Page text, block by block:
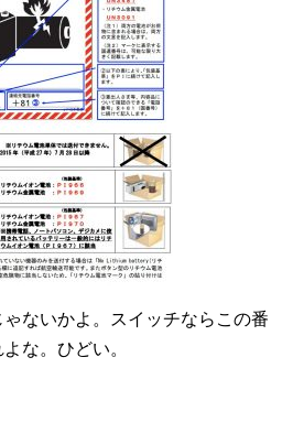
ないかよ。スイッチならこの番
な。ひどい。